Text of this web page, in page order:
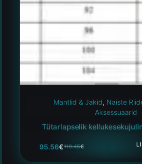
Mantlid & Jakid, Naiste
Aksessuaarid
Tütarlapselik
119.45€
95.56€